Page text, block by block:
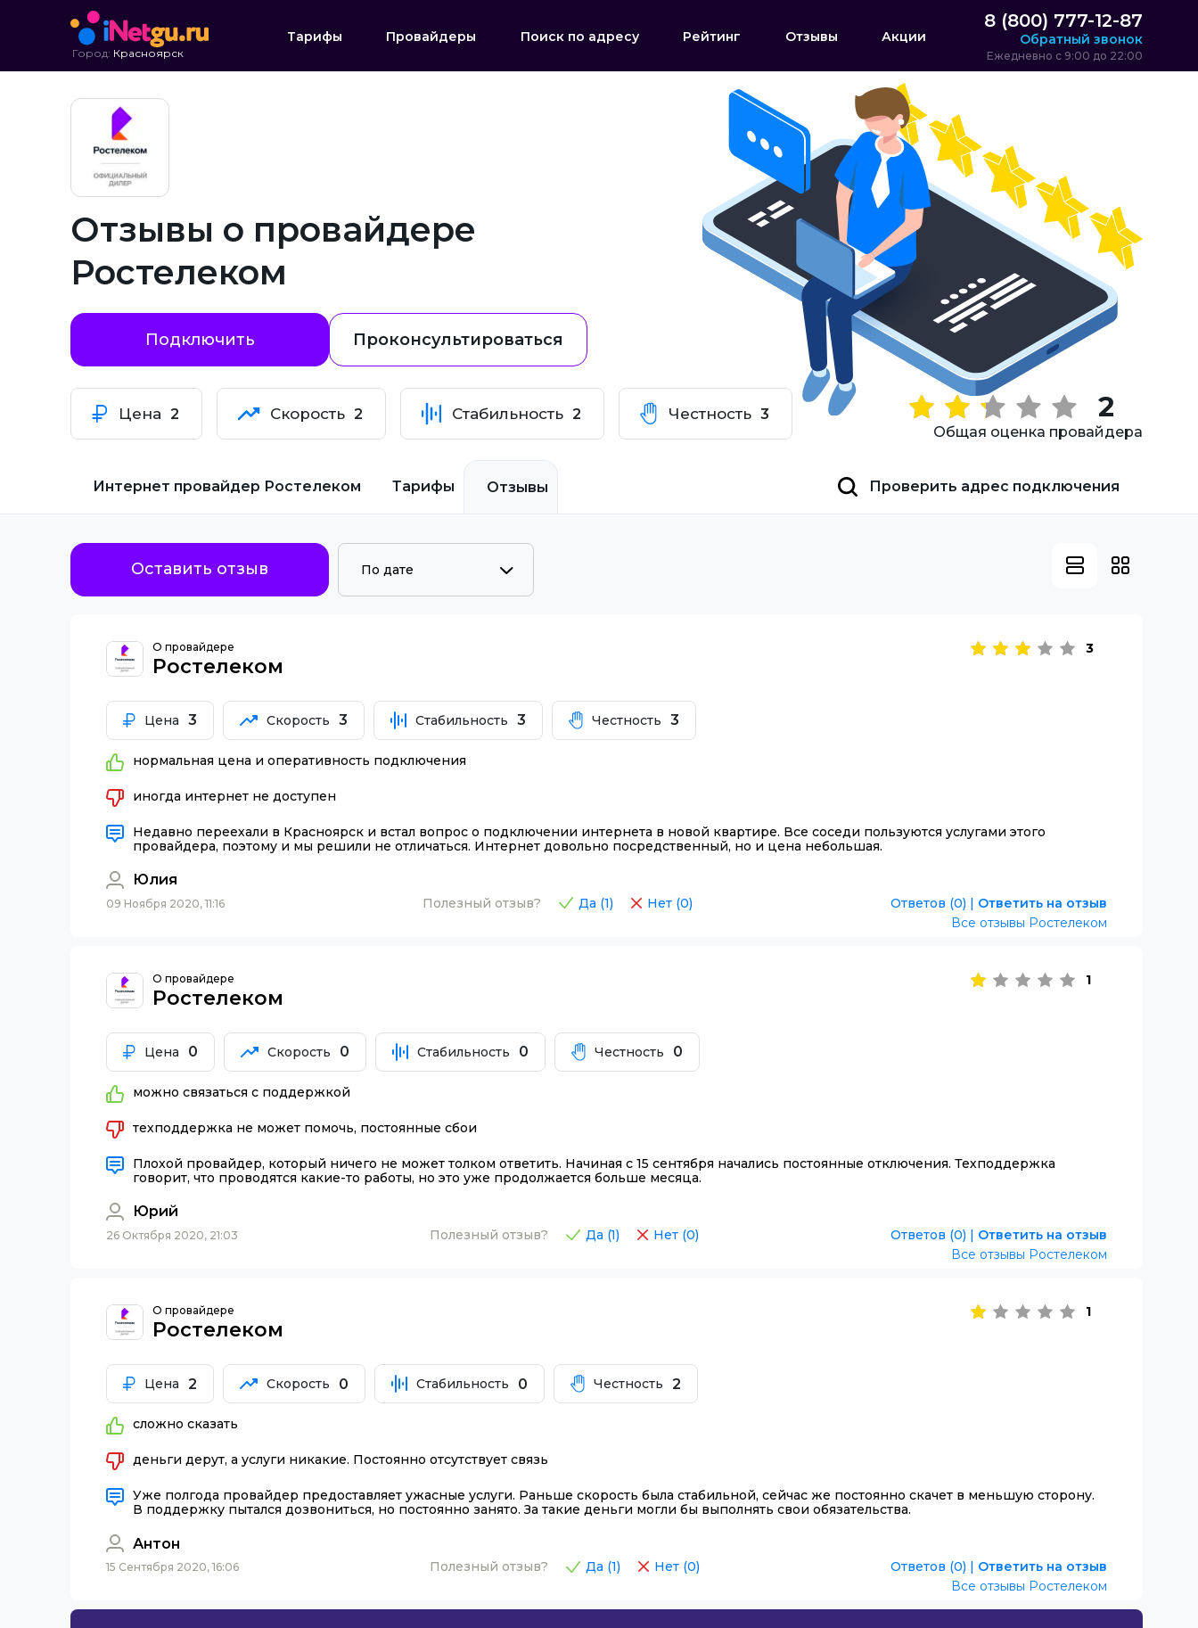
Город: Красноярск
Тарифы Провайдеры Поиск по адресу Рейтинг Отзывы Акции
8 (800) 777-12-87
Обратный звонок
Ежедневно с 9:00 до 22:00
Отзывы о провайдере
Ростелеком
Подключить Проконсультироваться
Цена 2 Скорость 2 Стабильность 2 Честность 3 2
Общая оценка провайдера
Интернет провайдер Ростелеком Тарифы Отзывы Проверить адрес подключения
Оставить отзыв
Все отзывы Ростелеком
О провайдере
Ростелеком
3
Цена 3 Скорость 3 Стабильность 3 Честность 3
нормальная цена и оперативность подключения
иногда интернет не доступен
Недавно переехали в Красноярск и встал вопрос о подключении интернета в новой квартире. Все соседи пользуются услугами этого
провайдера, поэтому и мы решили не отличаться. Интернет довольно посредственный, но и цена небольшая.
Юлия
09 Ноября 2020, 11:16 Полезный отзыв? Да (1) Нет (0) Ответов (0) | Ответить на отзыв
Все отзывы Ростелеком
О провайдере
Ростелеком
1
Цена 0 Скорость 0 Стабильность 0 Честность 0
можно связаться с поддержкой
техподдержка не может помочь, постоянные сбои
Плохой провайдер, который ничего не может толком ответить. Начиная с 15 сентября начались постоянные отключения. Техподдержка
говорит, что проводятся какие-то работы, но это уже продолжается больше месяца.
Юрий
26 Октября 2020, 21:03 Полезный отзыв? Да (1) Нет (0) Ответов (0) | Ответить на отзыв
Все отзывы Ростелеком
О провайдере
Ростелеком
1
Цена 2 Скорость 0 Стабильность 0 Честность 2
сложно сказать
деньги дерут, а услуги никакие. Постоянно отсутствует связь
Уже полгода провайдер предоставляет ужасные услуги. Раньше скорость была стабильной, сейчас же постоянно скачет в меньшую сторону.
В поддержку пытался дозвониться, но постоянно занято. За такие деньги могли бы выполнять свои обязательства.
Антон
15 Сентября 2020, 16:06 Полезный отзыв? Да (1) Нет (0) Ответов (0) | Ответить на отзыв